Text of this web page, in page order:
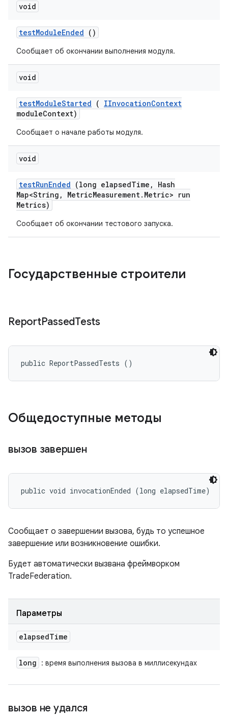
void
testModuleEnded ()
Сообщает об окончании выполнения модуля.
void
testModuleStarted ( IInvocationContext
moduleContext)
Сообщает о начале работы модуля.
void
testRunEnded (long elapsedTime ,
Hash
Map<String , MetricMeasurement. Metric> run
Metrics)
Сообщает об окончании тестового запуска.
Государственные строители
ReportPassedTests
public ReportPassedTests ()
Общедоступные методы
вызов завершен
public void invocationEnded (long elapsedTime)
Сообщает о завершении вызова, будь то успешное
завершение или возникновение ошибки.
Будет автоматически вызвана фреймворком
TradeFederation.
Параметры
elapsedTime
long : время выполнения вызова в миллисекундах
вызов не удался